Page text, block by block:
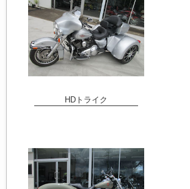
HDトライク